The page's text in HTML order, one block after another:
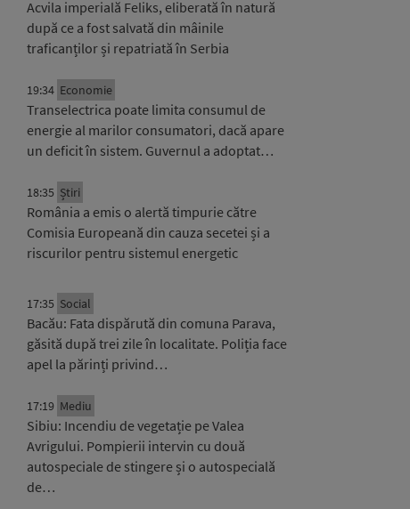
Acvila imperială Feliks, eliberată în natură
după ce a fost salvată din mâinile
traficanților și repatriată în Serbia
19:34 Economie
Transelectrica poate limita consumul de
energie al marilor consumatori, dacă apare
un deficit în sistem. Guvernul a adoptat…
18:35 Știri
România a emis o alertă timpurie către
Comisia Europeană din cauza secetei și a
riscurilor pentru sistemul energetic
17:35 Social
Bacău: Fata dispărută din comuna Parava,
găsită după trei zile în localitate. Poliția face
apel la părinți privind…
17:19 Mediu
Sibiu: Incendiu de vegetație pe Valea
Avrigului. Pompierii intervin cu două
autospeciale de stingere și o autospecială
de…